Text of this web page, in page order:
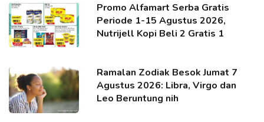
Promo Alfamart Serba Gratis
Periode 1-15 Agustus 2026,
Nutrijell Kopi Beli 2 Gratis 1
Ramalan Zodiak Besok Jumat 7
Agustus 2026: Libra, Virgo dan
Leo Beruntung nih